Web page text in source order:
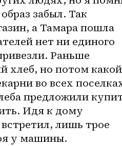
забыл. Так
а Тамара пошла
нет ни единого
Раньше
хлеб, но потом какой
во всех
предложили
Идя к дому
встретил, лишь трое
у машины.